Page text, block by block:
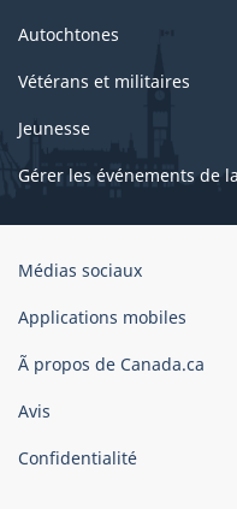
Autochtones
Vétérans et militaires
Jeunesse
Gérer les événements de
Organisation
gouvernement
Canada
Médias sociaux
Applications mobiles
Ã propos de Canada.ca
Avis
Confidentialité